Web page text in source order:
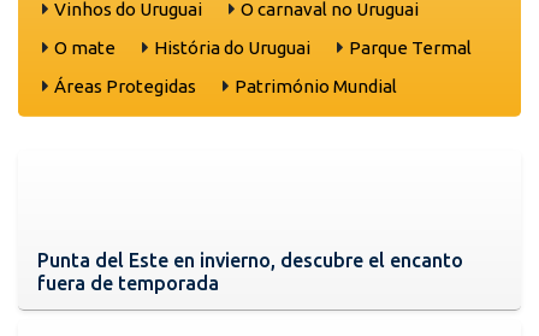
Vinhos do Uruguai
O carnaval no Uruguai
O mate
História do Uruguai
Parque Termal
Áreas Protegidas
Património Mundial
Punta del Este en invierno, descubre el encanto
fuera de temporada